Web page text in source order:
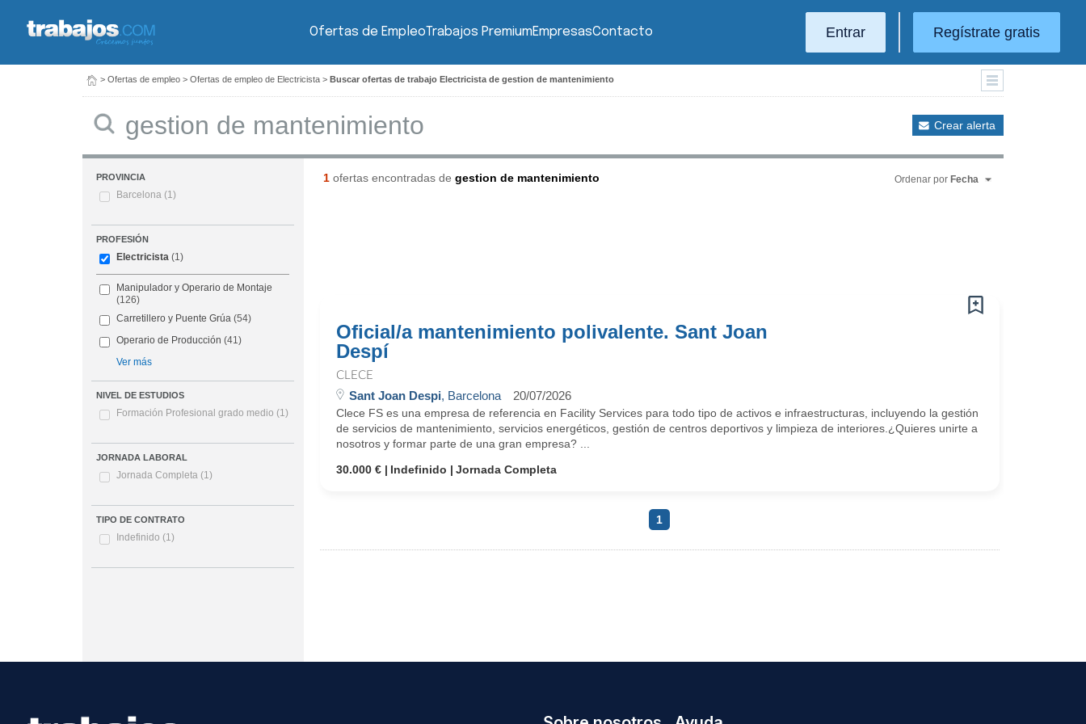
Ofertas de EmpleoTrabajos PremiumEmpresasContacto Entrar Regístrate gratis
> Ofertas de empleo > Ofertas de empleo de Electricista > Buscar ofertas de trabajo Electricista de gestion de mantenimiento
Crear alerta
PROVINCIA
Barcelona (1)
PROFESIÓN
Electricista (1)
Manipulador y Operario de Montaje
(126)
Carretillero y Puente Grúa (54)
Operario de Producción (41)
Ver más
NIVEL DE ESTUDIOS
Formación Profesional grado medio (1)
JORNADA LABORAL
Jornada Completa (1)
TIPO DE CONTRATO
Indefinido (1)
1ofertas encontradas de gestion de mantenimiento Ordenar por Fecha
Oficial/a mantenimiento polivalente. Sant Joan
Despí
CLECE
Sant Joan Despi, Barcelona 20/07/2026
Clece FS es una empresa de referencia en Facility Services para todo tipo de activos e infraestructuras, incluyendo la gestión
de servicios de mantenimiento, servicios energéticos, gestión de centros deportivos y limpieza de interiores.¿Quieres unirte a
nosotros y formar parte de una gran empresa? ...
30.000 €
Indefinido Jornada Completa
1